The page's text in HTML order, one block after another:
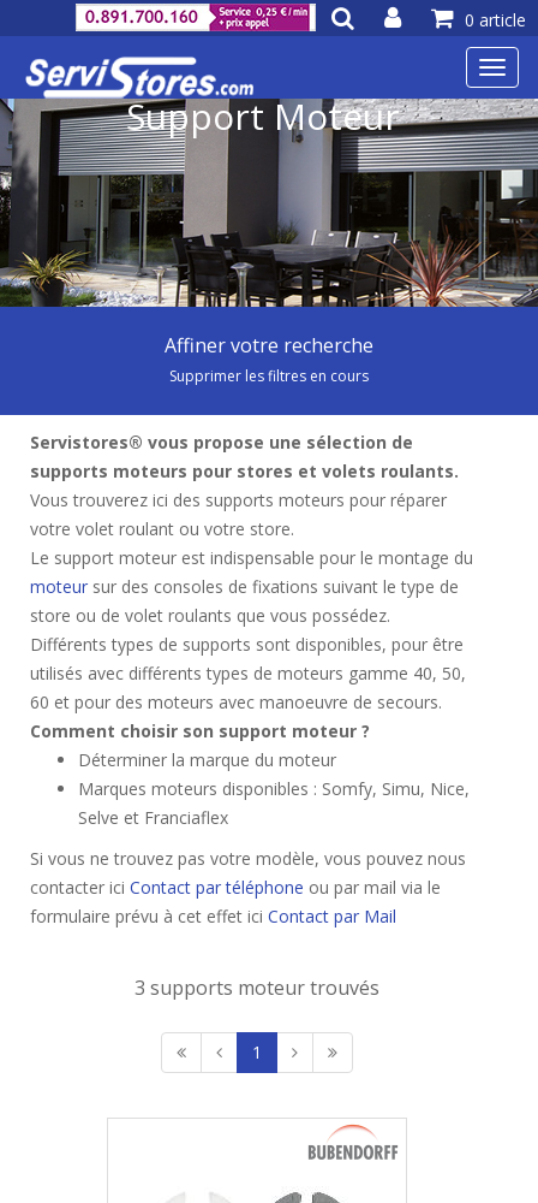
0 article
Support Moteur
Affiner votre recherche
Supprimer les filtres en cours
Servistores® vous propose une sélection de
supports moteurs pour stores et volets roulants.
Vous trouverez ici des supports moteurs pour réparer
votre volet roulant ou votre store.
Le support moteur est indispensable pour le montage du
moteur sur des consoles de fixations suivant le type de
store ou de volet roulants que vous possédez.
Différents types de supports sont disponibles, pour être
utilisés avec différents types de moteurs gamme 40, 50,
60 et pour des moteurs avec manoeuvre de secours.
Comment choisir son support moteur ?
Déterminer la marque du moteur
Marques moteurs disponibles : Somfy, Simu, Nice,
Selve et Franciaflex
Si vous ne trouvez pas votre modèle, vous pouvez nous
contacter ici Contact par téléphone ou par mail via le
formulaire prévu à cet effet ici Contact par Mail
3 supports moteur trouvés
1